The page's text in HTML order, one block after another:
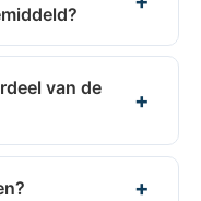
van de